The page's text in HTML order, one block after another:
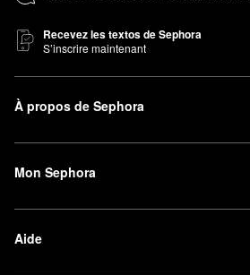
Recevez les textos de Sephora
S’inscrire maintenant
À propos de Sephora
Mon Sephora
Aide